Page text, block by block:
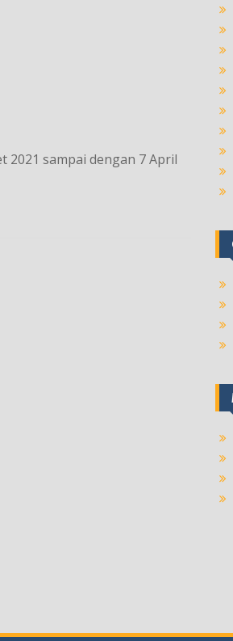
2021 sampai dengan 7 April